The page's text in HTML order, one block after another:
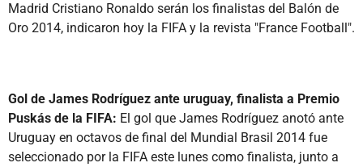
Madrid Cristiano Ronaldo serán los finalistas del Balón de
Oro 2014, indicaron hoy la FIFA y la revista "France Football".
Gol de James Rodríguez ante uruguay, finalista a Premio
Puskás de la FIFA: El gol que James Rodríguez anotó ante
Uruguay en octavos de final del Mundial Brasil 2014 fue
seleccionado por la FIFA este lunes como finalista, junto a